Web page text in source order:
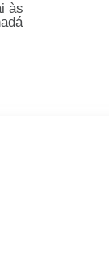
às